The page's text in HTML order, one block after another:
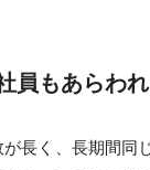
員もあらわ
長く、長期間同